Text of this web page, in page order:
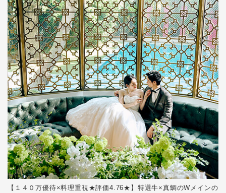
【１４０万優待×料理重視★評価4.76★】特選牛×真鯛のWメインの